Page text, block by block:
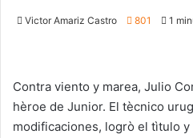
Victor Amariz Castro 801 1
Contra viento y marea, Julio
hèroe de Junior. El tècnico
modificaciones, logrò el tìtulo